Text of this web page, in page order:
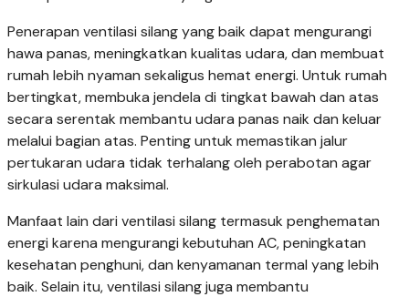
Penerapan ventilasi silang yang baik dapat mengurangi
hawa panas, meningkatkan kualitas udara, dan membuat
rumah lebih nyaman sekaligus hemat energi. Untuk rumah
bertingkat, membuka jendela di tingkat bawah dan atas
secara serentak membantu udara panas naik dan keluar
melalui bagian atas. Penting untuk memastikan jalur
pertukaran udara tidak terhalang oleh perabotan agar
sirkulasi udara maksimal.
Manfaat lain dari ventilasi silang termasuk penghematan
energi karena mengurangi kebutuhan AC, peningkatan
kesehatan penghuni, dan kenyamanan termal yang lebih
baik. Selain itu, ventilasi silang juga membantu